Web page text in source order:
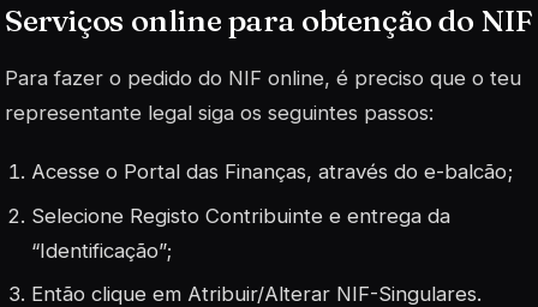
Serviços online para obtenção do NIF
Para fazer o pedido do NIF online, é preciso que o teu
representante legal siga os seguintes passos:
Acesse o Portal das Finanças, através do e-balcão;
Selecione Registo Contribuinte e entrega da
“Identificação”;
Então clique em Atribuir/Alterar NIF-Singulares.